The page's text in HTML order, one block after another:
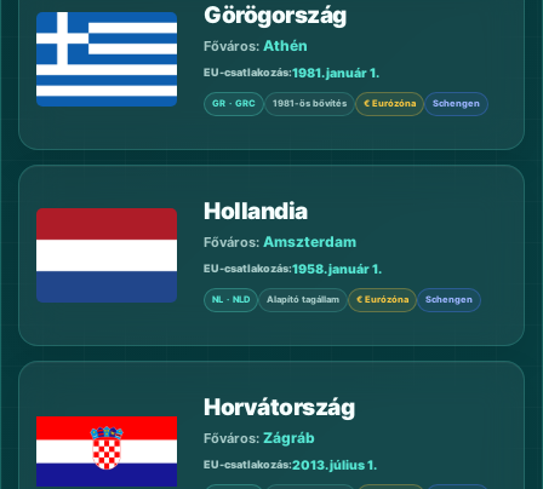
Görögország
Főváros: Athén
EU-csatlakozás 1981. január 1.
GR · GRC 1981-ös bővítés € Eurózóna Schengen
Hollandia
Főváros: Amszterdam
EU-csatlakozás 1958. január 1.
NL · NLD Alapító tagállam € Eurózóna Schengen
Horvátország
Főváros: Zágráb
EU-csatlakozás 2013. július 1.